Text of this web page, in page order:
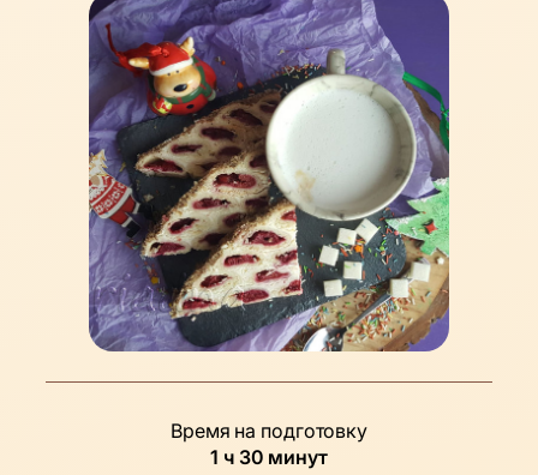
Время на подготовку
1час
ч 30минуты
минут